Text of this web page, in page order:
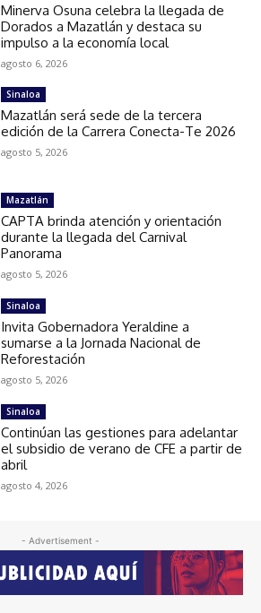
Minerva Osuna celebra la llegada de
Dorados a Mazatlán y destaca su
impulso a la economía local
agosto 6, 2026
Sinaloa
Mazatlán será sede de la tercera
edición de la Carrera Conecta-Te 2026
agosto 5, 2026
Mazatlán
CAPTA brinda atención y orientación
durante la llegada del Carnival
Panorama
agosto 5, 2026
Sinaloa
Invita Gobernadora Yeraldine a
sumarse a la Jornada Nacional de
Reforestación
agosto 5, 2026
Sinaloa
Continúan las gestiones para adelantar
el subsidio de verano de CFE a partir de
abril
agosto 4, 2026
- Advertisement -